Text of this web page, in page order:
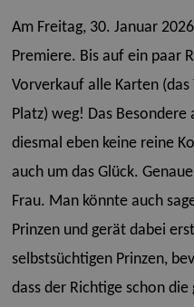
Am Freitag, 30. Januar
Premiere. Bis auf ein paar
Vorverkauf alle Karten
Platz) weg! Das Besondere
diesmal eben keine reine
auch um das Glück.
Frau. Man könnte auch
Prinzen und gerät dabei
selbstsüchtigen Prinzen,
dass der Richtige schon